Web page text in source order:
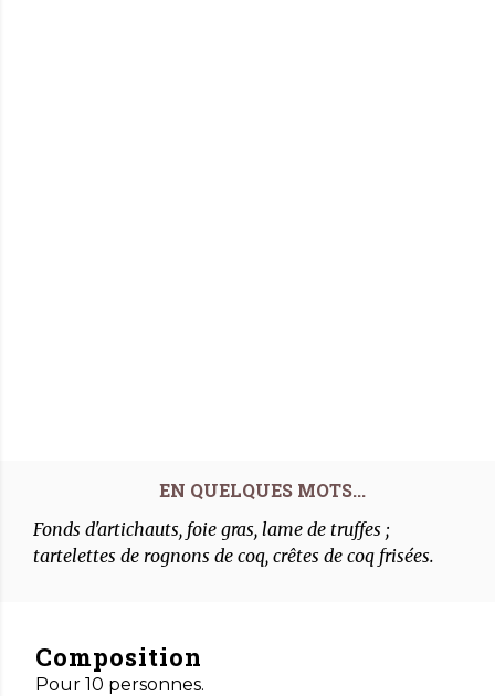
Fonds d'artichauts, foie gras, lame de truffes ;
tartelettes de rognons de coq, crêtes de coq frisées.
Composition
Pour 10 personnes.